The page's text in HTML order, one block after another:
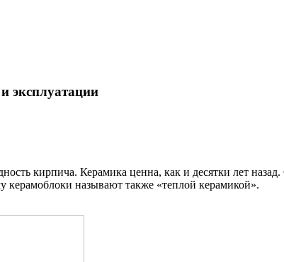
эксплуатации
кирпича. Керамика ценна, как и десятки лет
называют также «теплой керамикой».